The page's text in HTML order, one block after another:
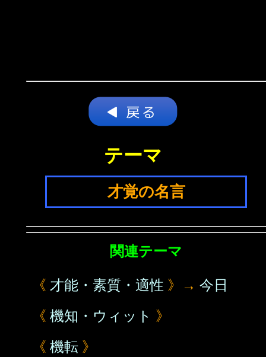
テーマ
才覚の名言
関連テーマ
《 才能・素質・適性 》→ 今日
《 機知・ウィット 》
《 機転 》